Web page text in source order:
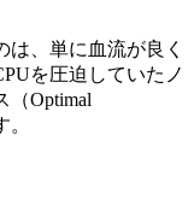
、単に血流が良く
を圧迫していたノ
（Optimal